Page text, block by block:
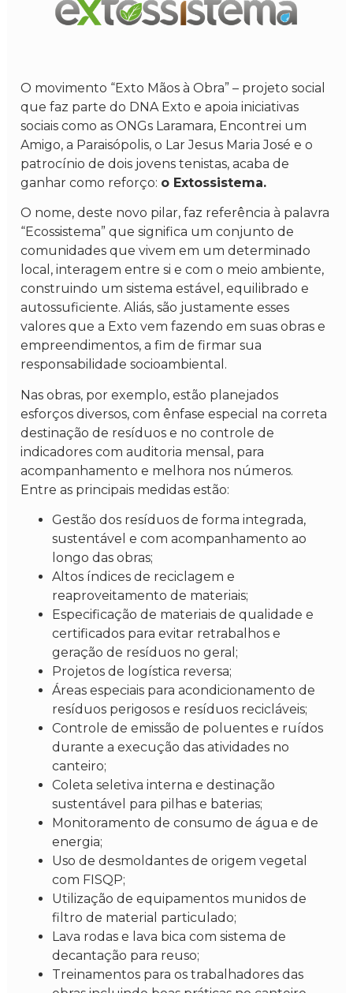
O movimento “Exto Mãos à Obra” – projeto social
que faz parte do DNA Exto e apoia iniciativas
sociais como as ONGs Laramara, Encontrei um
Amigo, a Paraisópolis, o Lar Jesus Maria José e o
patrocínio de dois jovens tenistas, acaba de
ganhar como reforço: o Extossistema.
O nome, deste novo pilar, faz referência à palavra
“Ecossistema” que significa um conjunto de
comunidades que vivem em um determinado
local, interagem entre si e com o meio ambiente,
construindo um sistema estável, equilibrado e
autossuficiente. Aliás, são justamente esses
valores que a Exto vem fazendo em suas obras e
empreendimentos, a fim de firmar sua
responsabilidade socioambiental.
Nas obras, por exemplo, estão planejados
esforços diversos, com ênfase especial na correta
destinação de resíduos e no controle de
indicadores com auditoria mensal, para
acompanhamento e melhora nos números.
Entre as principais medidas estão:
Gestão dos resíduos de forma integrada,
sustentável e com acompanhamento ao
longo das obras;
Altos índices de reciclagem e
reaproveitamento de materiais;
Especificação de materiais de qualidade e
certificados para evitar retrabalhos e
geração de resíduos no geral;
Projetos de logística reversa;
Áreas especiais para acondicionamento de
resíduos perigosos e resíduos recicláveis;
Controle de emissão de poluentes e ruídos
durante a execução das atividades no
canteiro;
Coleta seletiva interna e destinação
sustentável para pilhas e baterias;
Monitoramento de consumo de água e de
energia;
Uso de desmoldantes de origem vegetal
com FISQP;
Utilização de equipamentos munidos de
filtro de material particulado;
Lava rodas e lava bica com sistema de
decantação para reuso;
Treinamentos para os trabalhadores das